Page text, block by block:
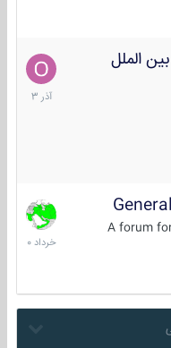
الملل
21
آذر
1403
A forum
10
خرداد
1400